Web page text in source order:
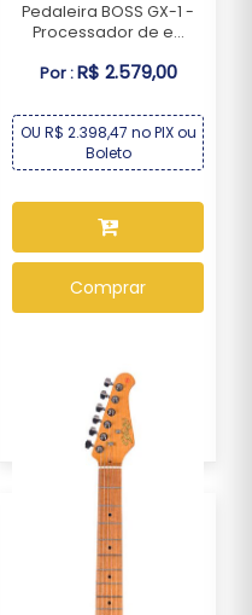
Pedaleira BOSS GX-1 -
Processador de e...
Por :R$ 2.579,00
OU R$ 2.398,47 no PIX ou
Boleto
Comprar